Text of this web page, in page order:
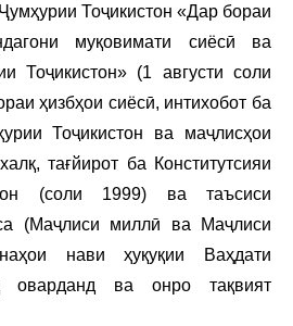
Тоҷикистон «Дар бораи
муқовимати сиёсӣ ва
Тоҷикистон» (1 августи соли
ҳизбҳои сиёсӣ, интихобот ба
Тоҷикистон ва маҷлисҳои
тағйирот ба Конститутсияи
(соли 1999) ва таъсиси
(Маҷлиси миллӣ ва Маҷлиси
нави ҳуқуқии Ваҳдати
оварданд ва онро тақвият